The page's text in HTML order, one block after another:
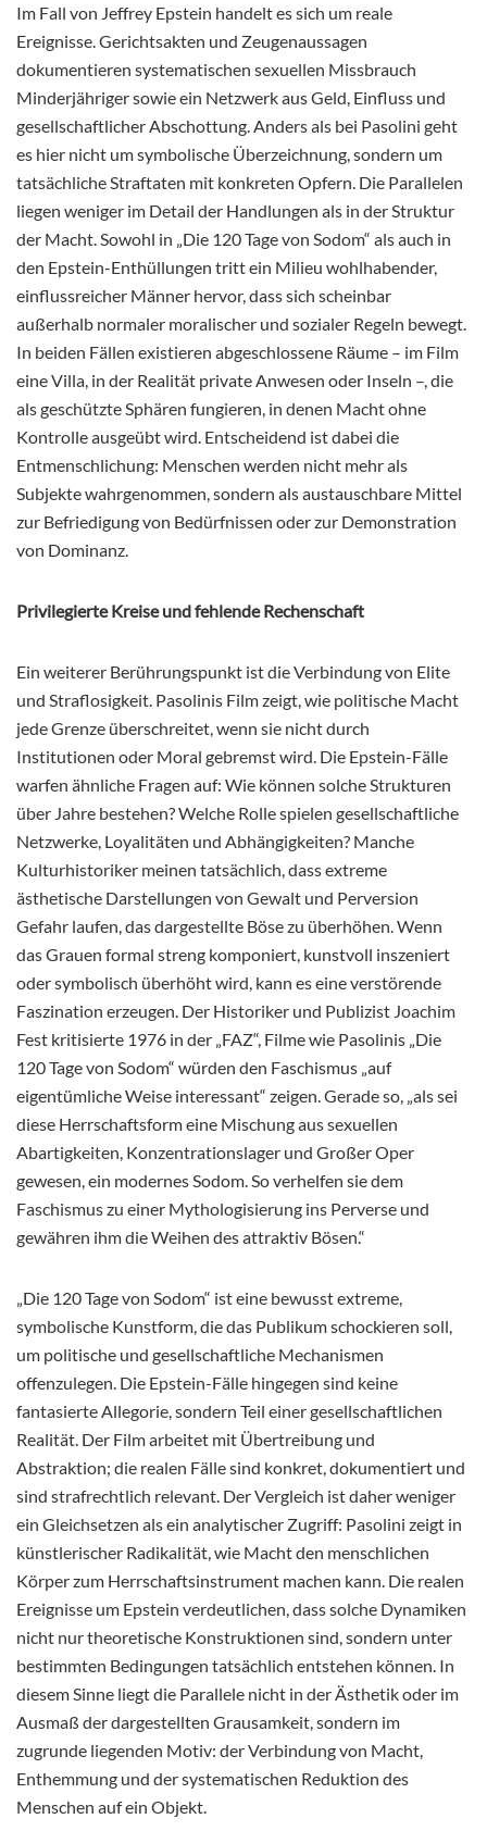
Im Fall von Jeffrey Epstein handelt es sich um reale
Ereignisse. Gerichtsakten und Zeugenaussagen
dokumentieren systematischen sexuellen Missbrauch
Minderjähriger sowie ein Netzwerk aus Geld, Einfluss und
gesellschaftlicher Abschottung. Anders als bei Pasolini geht
es hier nicht um symbolische Überzeichnung, sondern um
tatsächliche Straftaten mit konkreten Opfern. Die Parallelen
liegen weniger im Detail der Handlungen als in der Struktur
der Macht. Sowohl in „Die 120 Tage von Sodom“ als auch in
den Epstein-Enthüllungen tritt ein Milieu wohlhabender,
einflussreicher Männer hervor, dass sich scheinbar
außerhalb normaler moralischer und sozialer Regeln bewegt.
In beiden Fällen existieren abgeschlossene Räume – im Film
eine Villa, in der Realität private Anwesen oder Inseln –, die
als geschützte Sphären fungieren, in denen Macht ohne
Kontrolle ausgeübt wird. Entscheidend ist dabei die
Entmenschlichung: Menschen werden nicht mehr als
Subjekte wahrgenommen, sondern als austauschbare Mittel
zur Befriedigung von Bedürfnissen oder zur Demonstration
von Dominanz.
Privilegierte Kreise und fehlende Rechenschaft
Ein weiterer Berührungspunkt ist die Verbindung von Elite
und Straflosigkeit. Pasolinis Film zeigt, wie politische Macht
jede Grenze überschreitet, wenn sie nicht durch
Institutionen oder Moral gebremst wird. Die Epstein-Fälle
warfen ähnliche Fragen auf: Wie können solche Strukturen
über Jahre bestehen? Welche Rolle spielen gesellschaftliche
Netzwerke, Loyalitäten und Abhängigkeiten? Manche
Kulturhistoriker meinen tatsächlich, dass extreme
ästhetische Darstellungen von Gewalt und Perversion
Gefahr laufen, das dargestellte Böse zu überhöhen. Wenn
das Grauen formal streng komponiert, kunstvoll inszeniert
oder symbolisch überhöht wird, kann es eine verstörende
Faszination erzeugen. Der Historiker und Publizist Joachim
Fest kritisierte 1976 in der „FAZ“, Filme wie Pasolinis „Die
120 Tage von Sodom“ würden den Faschismus „auf
eigentümliche Weise interessant“ zeigen. Gerade so, „als sei
diese Herrschaftsform eine Mischung aus sexuellen
Abartigkeiten, Konzentrationslager und Großer Oper
gewesen, ein modernes Sodom. So verhelfen sie dem
Faschismus zu einer Mythologisierung ins Perverse und
gewähren ihm die Weihen des attraktiv Bösen.“
„Die 120 Tage von Sodom“ ist eine bewusst extreme,
symbolische Kunstform, die das Publikum schockieren soll,
um politische und gesellschaftliche Mechanismen
offenzulegen. Die Epstein-Fälle hingegen sind keine
fantasierte Allegorie, sondern Teil einer gesellschaftlichen
Realität. Der Film arbeitet mit Übertreibung und
Abstraktion; die realen Fälle sind konkret, dokumentiert und
sind strafrechtlich relevant. Der Vergleich ist daher weniger
ein Gleichsetzen als ein analytischer Zugriff: Pasolini zeigt in
künstlerischer Radikalität, wie Macht den menschlichen
Körper zum Herrschaftsinstrument machen kann. Die realen
Ereignisse um Epstein verdeutlichen, dass solche Dynamiken
nicht nur theoretische Konstruktionen sind, sondern unter
bestimmten Bedingungen tatsächlich entstehen können. In
diesem Sinne liegt die Parallele nicht in der Ästhetik oder im
Ausmaß der dargestellten Grausamkeit, sondern im
zugrunde liegenden Motiv: der Verbindung von Macht,
Enthemmung und der systematischen Reduktion des
Menschen auf ein Objekt.